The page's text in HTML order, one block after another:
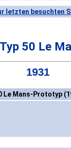
letzten besuchten
50 Le
1931
Le Mans-Prototyp